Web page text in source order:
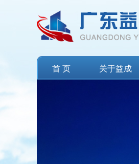
首 页 关于益成